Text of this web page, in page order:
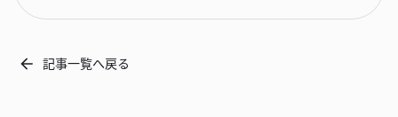
記事一覧へ戻る